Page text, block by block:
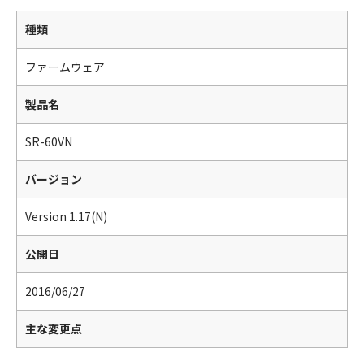
種類
ファームウェア
製品名
SR-60VN
バージョン
Version 1.17(N)
公開日
2016/06/27
主な変更点